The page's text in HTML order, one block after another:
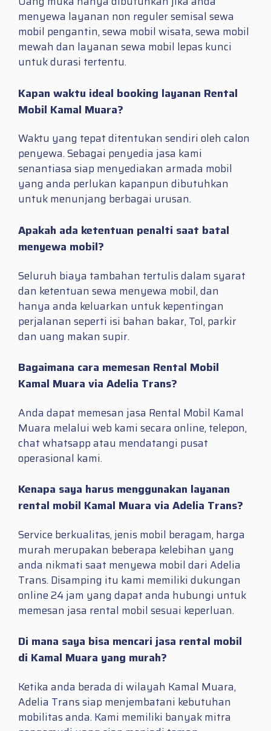
menyewa layanan non reguler semisal sewa
mobil pengantin, sewa mobil wisata, sewa mobil
mewah dan layanan sewa mobil lepas kunci
untuk durasi tertentu.
Kapan waktu ideal booking layanan Rental
Mobil Kamal Muara?
Waktu yang tepat ditentukan sendiri oleh calon
penyewa. Sebagai penyedia jasa kami
senantiasa siap menyediakan armada mobil
yang anda perlukan kapanpun dibutuhkan
untuk menunjang berbagai urusan.
Apakah ada ketentuan penalti saat batal
menyewa mobil?
Seluruh biaya tambahan tertulis dalam syarat
dan ketentuan sewa menyewa mobil, dan
hanya anda keluarkan untuk kepentingan
perjalanan seperti isi bahan bakar, Tol, parkir
dan uang makan supir.
Bagaimana cara memesan Rental Mobil
Kamal Muara via Adelia Trans?
Anda dapat memesan jasa Rental Mobil Kamal
Muara melalui web kami secara online, telepon,
chat whatsapp atau mendatangi pusat
operasional kami.
Kenapa saya harus menggunakan layanan
rental mobil Kamal Muara via Adelia Trans?
Service berkualitas, jenis mobil beragam, harga
murah merupakan beberapa kelebihan yang
anda nikmati saat menyewa mobil dari Adelia
Trans. Disamping itu kami memiliki dukungan
online 24 jam yang dapat anda hubungi untuk
memesan jasa rental mobil sesuai keperluan.
Di mana saya bisa mencari jasa rental mobil
di Kamal Muara yang murah?
Ketika anda berada di wilayah Kamal Muara,
Adelia Trans siap menjembatani kebutuhan
mobilitas anda. Kami memiliki banyak mitra